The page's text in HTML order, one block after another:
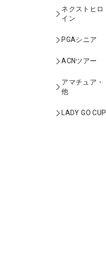
ネクストヒロ
イン
PGAシニア
ACNツアー
アマチュア・
他
LADY GO CUP